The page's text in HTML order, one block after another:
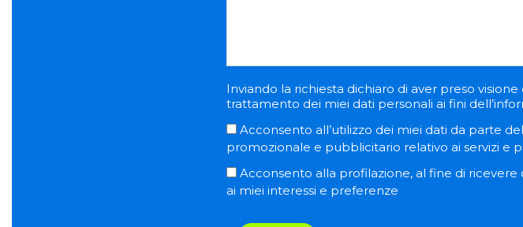
Inviando la richiesta dichiaro di aver preso
trattamento dei miei dati personali ai fini
Acconsento all’utilizzo dei miei dati da parte
promozionale e pubblicitario relativo ai servizi e
Acconsento alla profilazione, al fine di
ai miei interessi e preferenze